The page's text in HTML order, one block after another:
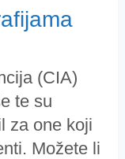
(CIA)
te su
za one koji
Možete li